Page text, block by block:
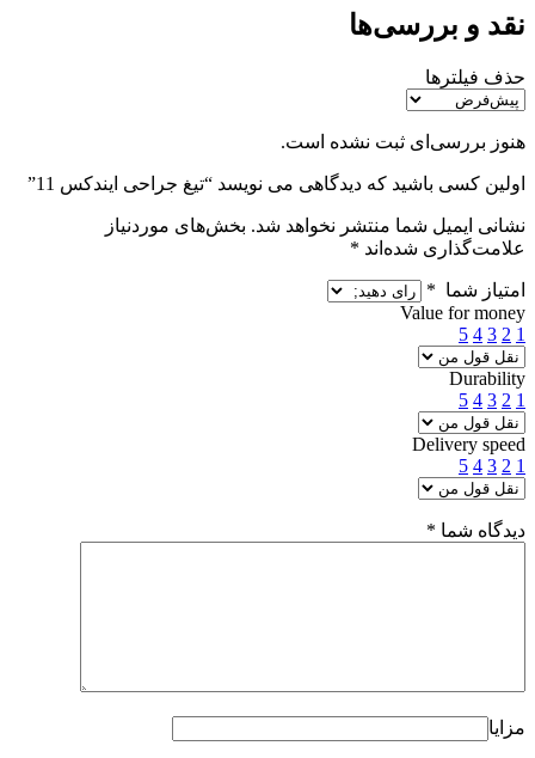
نقد و بررسی‌ها
حذف فیلترها
هنوز بررسی‌ای ثبت نشده است.
اولین کسی باشید که دیدگاهی می نویسد “تیغ جراحی ایندکس 11”
نشانی ایمیل شما منتشر نخواهد شد. بخش‌های موردنیاز
علامت‌گذاری شده‌اند *
امتیاز شما *
Value for money
1
2
3
4
5
Durability
1
2
3
4
5
Delivery speed
1
2
3
4
5
دیدگاه شما *
مزایا